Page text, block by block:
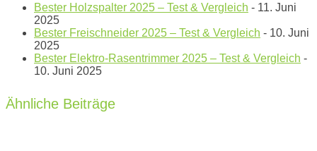
Bester Holzspalter 2025 – Test & Vergleich - 11. Juni
2025
Bester Freischneider 2025 – Test & Vergleich - 10. Juni
2025
Bester Elektro-Rasentrimmer 2025 – Test & Vergleich -
10. Juni 2025
Ähnliche Beiträge